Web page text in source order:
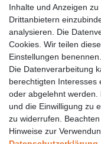
06157 984 88 55
Öffnungszeiten finden
E-MAIL **
Newsletter
Honig
Hiermit bestätige ich, dass
Meine Einwilligung kann ich
Inhalte und Anzeigen
Drittanbietern
analysieren. Die
Cookies. Wir teilen
Einstellungen benennen.
Die Datenverarbeitung
berechtigten Interesses
oder abgelehnt werden.
und die Einwilligung zu
zu widerrufen.
Hinweise zur